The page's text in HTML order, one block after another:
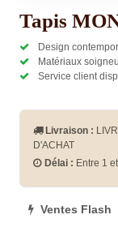
Tapis
Design
Matériaux
Service client
Livraison :
D'ACHAT
Délai : Entre 1
Ventes Flash